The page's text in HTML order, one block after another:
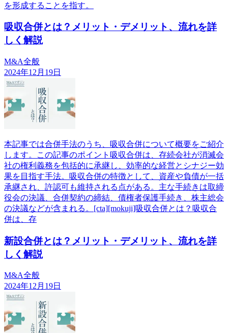
を形成することを指す。
吸収合併とは？メリット・デメリット、流れを詳
しく解説
M&A全般
2024年12月19日
本記事では合併手法のうち、吸収合併について概要をご紹介
します。この記事のポイント吸収合併は、存続会社が消滅会
社の権利義務を包括的に承継し、効率的な経営とシナジー効
果を目指す手法。吸収合併の特徴として、資産や負債が一括
承継され、許認可も維持される点がある。主な手続きは取締
役会の決議、合併契約の締結、債権者保護手続き、株主総会
の決議などが含まれる。[cta][mokuji]吸収合併とは？吸収合
併は、存
新設合併とは？メリット・デメリット、流れを詳
しく解説
M&A全般
2024年12月19日